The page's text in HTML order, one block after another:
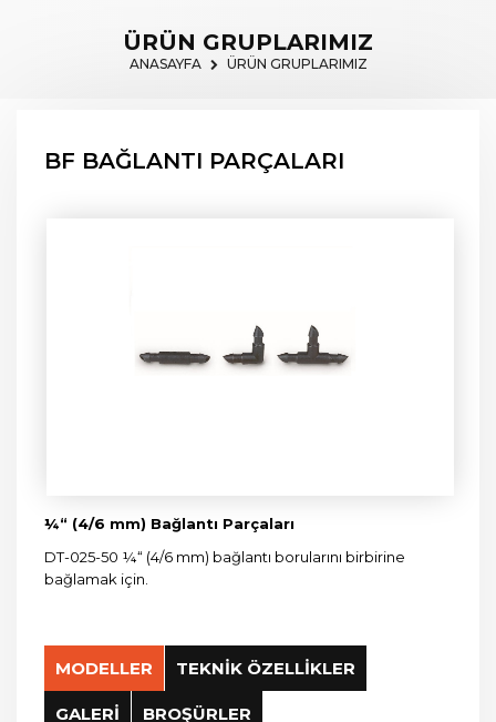
ÜRÜN GRUPLARIMIZ
ANASAYFA ÜRÜN GRUPLARIMIZ
BF BAĞLANTI PARÇALARI
¼“ (4/6 mm) Bağlantı Parçaları
DT-025-50 ¼“ (4/6 mm) bağlantı borularını birbirine
bağlamak için.
MODELLER TEKNİK ÖZELLİKLER
GALERİ BROŞÜRLER